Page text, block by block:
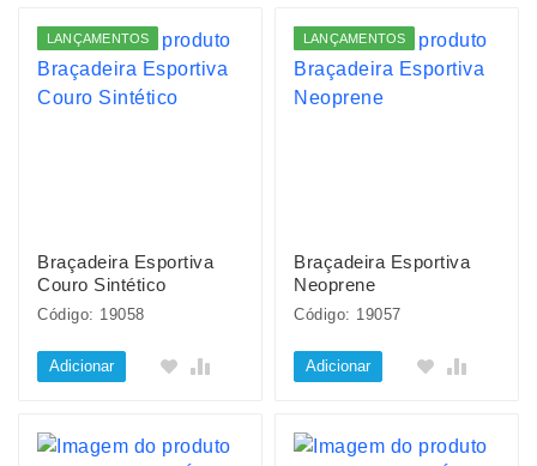
LANÇAMENTOS
Braçadeira Esportiva
Couro Sintético
Código: 19058
Adicionar
LANÇAMENTOS
Braçadeira Esportiva
Neoprene
Código: 19057
Adicionar